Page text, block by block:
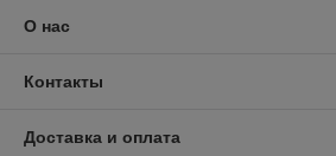
О нас
Контакты
Доставка и оплата